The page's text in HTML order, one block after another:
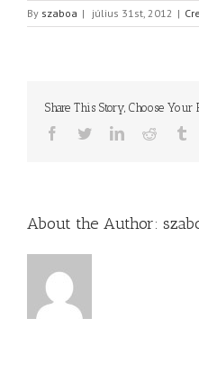
By szaboa | július 31st, 2012 |
Share This Story, Choose Your
Facebook
TwitterLinkedinReddit
About the Author: